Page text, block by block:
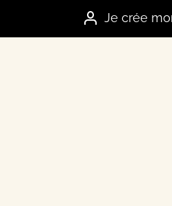
Je crée